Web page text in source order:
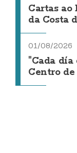
Cartas ao
da Costa
01/08/2026
"Cada día
Centro